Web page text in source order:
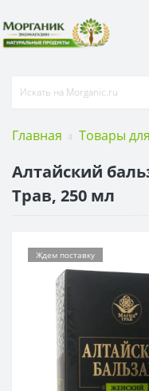
Главная Товары
Алтайский
Трав, 250 мл
Ждем поставку